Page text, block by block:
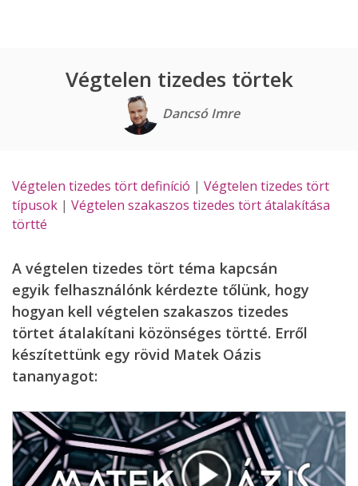
Végtelen tizedes törtek
Dancsó Imre
Végtelen tizedes tört definíció | Végtelen tizedes tört
típusok | Végtelen szakaszos tizedes tört átalakítása
törtté
A végtelen tizedes tört téma kapcsán
egyik felhasználónk kérdezte tőlünk, hogy
hogyan kell végtelen szakaszos tizedes
törtet átalakítani közönséges törtté. Erről
készítettünk egy rövid Matek Oázis
tananyagot: